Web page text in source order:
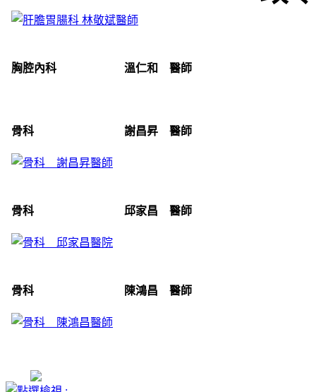
胸腔內科 溫仁和 醫師
骨科 謝昌昇 醫師
骨科 邱家昌 醫師
骨科 陳鴻昌 醫師